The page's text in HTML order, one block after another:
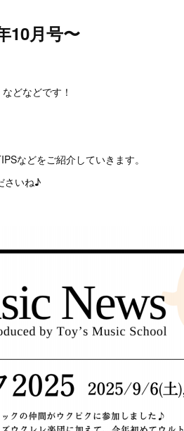
10月号〜
どなどです！
などをご紹介していきます。
さいね♪